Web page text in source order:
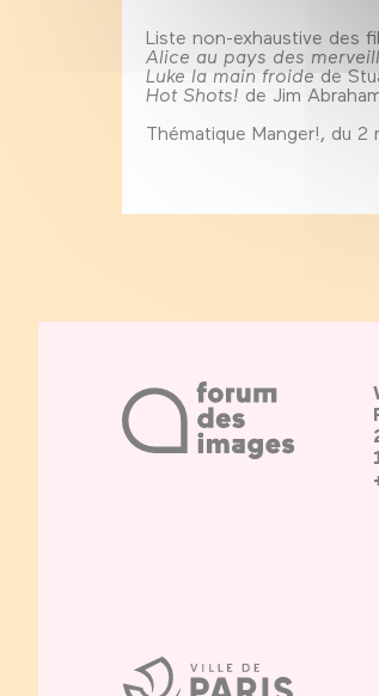
Liste non-exhaustive des
Alice au pays des
Luke la main froide de
Hot Shots! de Jim
Thématique Manger!, du 2
Ville
de